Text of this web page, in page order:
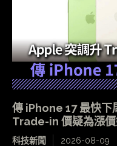
傳 iPhone 17 最快
Trade-in 價疑為漲
科技新聞 2026-08-09